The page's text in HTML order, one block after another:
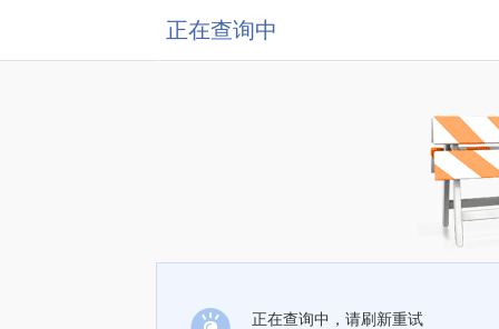
正在查询中
正在查询中，请刷新重试